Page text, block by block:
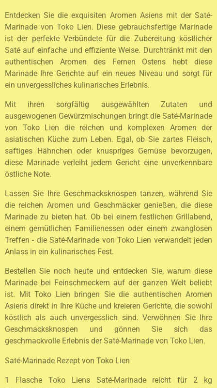
Entdecken Sie die exquisiten Aromen Asiens mit der Saté-
Marinade von Toko Lien. Diese gebrauchsfertige Marinade
ist der perfekte Verbündete für die Zubereitung köstlicher
Saté auf einfache und effiziente Weise. Durchtränkt mit den
authentischen Aromen des Fernen Ostens hebt diese
Marinade Ihre Gerichte auf ein neues Niveau und sorgt für
ein unvergessliches kulinarisches Erlebnis.
Mit ihren sorgfältig ausgewählten Zutaten und
ausgewogenen Gewürzmischungen bringt die Saté-Marinade
von Toko Lien die reichen und komplexen Aromen der
asiatischen Küche zum Leben. Egal, ob Sie zartes Fleisch,
saftiges Hähnchen oder knuspriges Gemüse bevorzugen,
diese Marinade verleiht jedem Gericht eine unverkennbare
östliche Note.
Lassen Sie Ihre Geschmacksknospen tanzen, während Sie
die reichen Aromen und Geschmäcker genießen, die diese
Marinade zu bieten hat. Ob bei einem festlichen Grillabend,
einem gemütlichen Familienessen oder einem zwanglosen
Treffen - die Saté-Marinade von Toko Lien verwandelt jeden
Anlass in ein kulinarisches Fest.
Bestellen Sie noch heute und entdecken Sie, warum diese
Marinade bei Feinschmeckern auf der ganzen Welt beliebt
ist. Mit Toko Lien bringen Sie die authentischen Aromen
Asiens direkt in Ihre Küche und kreieren Gerichte, die sowohl
köstlich als auch unvergesslich sind. Verwöhnen Sie Ihre
Geschmacksknospen und gönnen Sie sich das
geschmackvolle Erlebnis der Saté-Marinade von Toko Lien.
Saté-Marinade Rezept von Toko Lien
1 Flasche Toko Liens Saté-Marinade reicht für 2 kg